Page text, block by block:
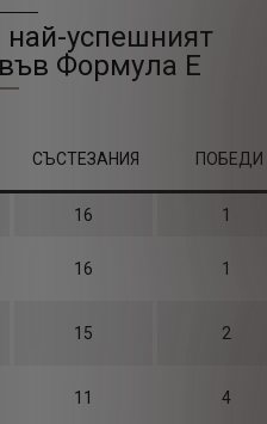
най-успешният
Формула Е
СЪСТЕЗАНИЯ ПОБЕДИ
16 1
16 1
15 2
11 4